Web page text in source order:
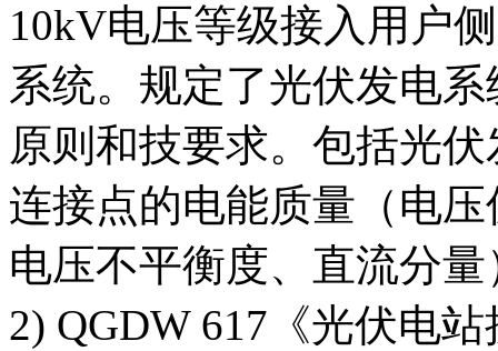
10kV电压等级接入用户
系统。规定了光伏发电
原则和技要求。包括光
连接点的电能质量（电
电压不平衡度、直流分
2) QGDW 617《光伏电